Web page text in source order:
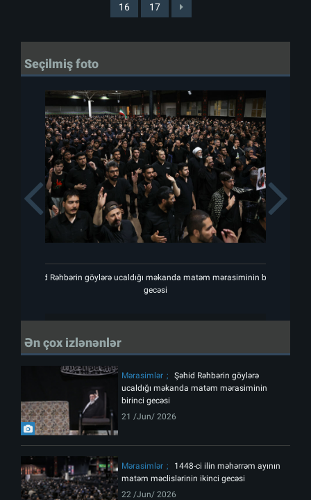
16
17
Seçilmiş foto
Şəhid Rəhbərin göylərə ucaldığı məkanda matəm mərasiminin birinci
gecəsi
Previous
Ən çox izlənənlər
Mərasimlər
Şəhid Rəhbərin göylərə
ucaldığı məkanda matəm mərasiminin
birinci gecəsi
21 /Jun/ 2026
Mərasimlər
1448-ci ilin məhərrəm ayının
matəm məclislərinin ikinci gecəsi
22 /Jun/ 2026